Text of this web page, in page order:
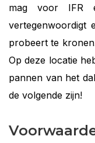
mag voor IFR
vertegenwoordigt
probeert te
Op deze locatie
pannen van het
de volgende zijn!